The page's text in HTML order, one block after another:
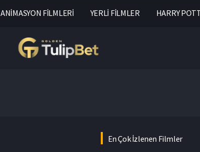
ANİMASYON FİLMLERİ YERLİ FİLMLER HARRY
En Çok İzlenen Filmler